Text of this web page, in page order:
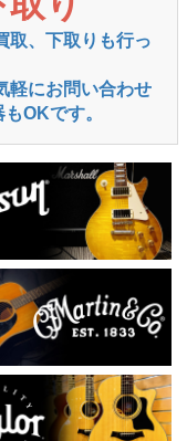
取、下取りも行っ
軽にお問い合わせ
OKです。